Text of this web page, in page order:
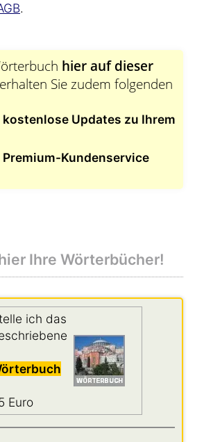
.
hier auf dieser
Sie zudem folgenden
kostenlose Updates zu Ihrem
Premium-Kundenservice
Ihre Wörterbücher!
ich das
Euro